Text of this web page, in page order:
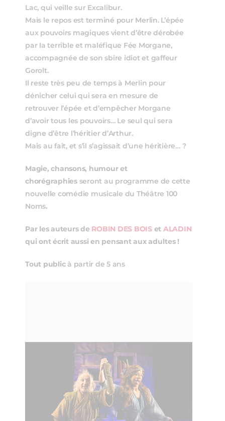
Lac, qui veille sur Excalibur.
Mais le repos est terminé pour Merlin. L’épée
aux pouvoirs magiques vient d’être dérobée
par la terrible et maléfique Fée Morgane,
accompagnée de son sbire idiot et gaffeur
Gorolt.
Il reste très peu de temps à Merlin pour
dénicher celui qui sera en mesure de
retrouver l’épée et d’empêcher Morgane
d’avoir tous les pouvoirs… Le seul qui sera
digne d’être l’héritier d’Arthur.
Mais au fait, et s’il s’agissait d’une héritière… ?
Magie, chansons, humour et
chorégraphies seront au programme de cette
nouvelle comédie musicale du Théâtre 100
Noms.
Par les auteurs de ROBIN DES BOISet ALADIN
qui ont écrit aussi en pensant aux adultes !
Tout public à partir de 5 ans